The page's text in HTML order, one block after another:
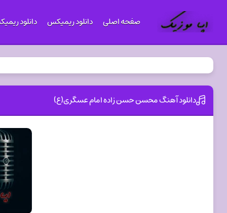
صفحه اصلی دانلود ریمیکس دانلود
دانلود آهنگ محسن حسن زاده امام عسگری(ع)